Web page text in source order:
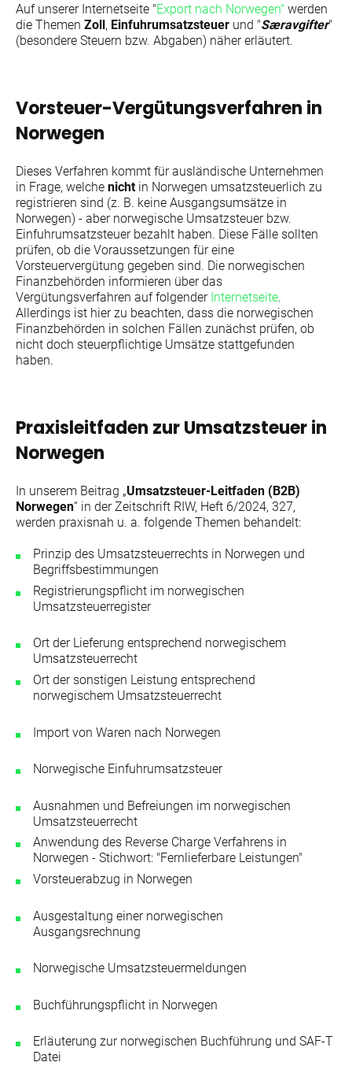
Auf unserer Internetseite "Export nach Norwegen" werden
die Themen Zoll , Einfuhrumsatzsteuer und "Særavgifter"
(besondere Steuern bzw. Abgaben) näher erläutert.
Vorsteuer-Vergütungsverfahren in
Norwegen
Dieses Verfahren kommt für ausländische Unternehmen
in Frage, welche nicht in Norwegen umsatzsteuerlich zu
registrieren sind (z. B. keine Ausgangsumsätze in
Norwegen) - aber norwegische Umsatzsteuer bzw.
Einfuhrumsatzsteuer bezahlt haben. Diese Fälle sollten
prüfen, ob die Voraussetzungen für eine
Vorsteuervergütung gegeben sind. Die norwegischen
Finanzbehörden informieren über das
Vergütungsverfahren auf folgender Internetseite.
Allerdings ist hier zu beachten, dass die norwegischen
Finanzbehörden in solchen Fällen zunächst prüfen, ob
nicht doch steuerpflichtige Umsätze stattgefunden
haben.
Praxisleitfaden zur Umsatzsteuer in
Norwegen
In unserem Beitrag „Umsatzsteuer-Leitfaden (B2B)
Norwegen“ in der Zeitschrift RIW, Heft 6/2024, 327,
werden praxisnah u. a. folgende Themen behandelt:
Prinzip des Umsatzsteuerrechts in Norwegen und
Begriffsbestimmungen
Registrierungspflicht im norwegischen
Umsatzsteuerregister
Ort der Lieferung entsprechend norwegischem
Umsatzsteuerrecht
Ort der sonstigen Leistung entsprechend
norwegischem Umsatzsteuerrecht
Import von Waren nach Norwegen
Norwegische Einfuhrumsatzsteuer
Ausnahmen und Befreiungen im norwegischen
Umsatzsteuerrecht
Anwendung des Reverse Charge Verfahrens in
Norwegen - Stichwort: "Fernlieferbare Leistungen"
Vorsteuerabzug in Norwegen
Ausgestaltung einer norwegischen
Ausgangsrechnung
Norwegische Umsatzsteuermeldungen
Buchführungspflicht in Norwegen
Erläuterung zur norwegischen Buchführung und SAF-T
Datei